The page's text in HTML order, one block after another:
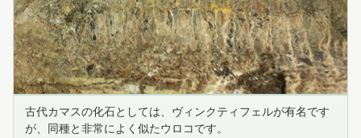
古代カマスの化石としては、ヴィンクティフェルが有名です
が、同種と非常によく似たウロコです。